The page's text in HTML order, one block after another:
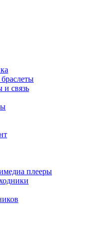
связь
плееры